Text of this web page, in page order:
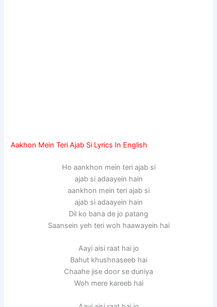
Aakhon Mein Teri Ajab Si Lyrics In English
Ho aankhon mein teri ajab si
ajab si adaayein hain
aankhon mein teri ajab si
ajab si adaayein hain
Dil ko bana de jo patang
Saansein yeh teri woh haawayein hai
Aayi aisi raat hai jo
Bahut khushnaseeb hai
Chaahe jise door se duniya
Woh mere kareeb hai